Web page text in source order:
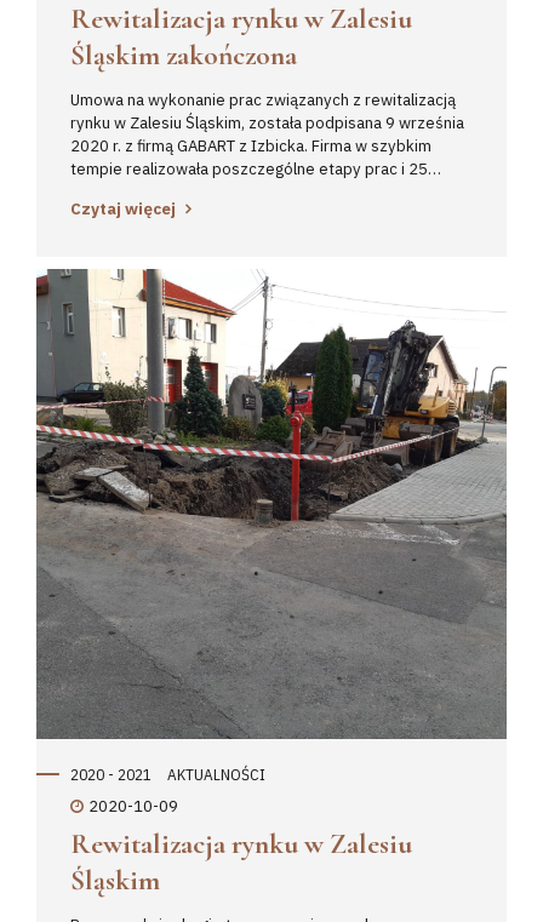
Rewitalizacja rynku w Zalesiu
Śląskim zakończona
Umowa na wykonanie prac związanych z rewitalizacją
rynku w Zalesiu Śląskim, została podpisana 9 września
2020 r. z firmą GABART z Izbicka. Firma w szybkim
tempie realizowała poszczególne etapy prac i 25
wyniku prac zostały ułożone nowe granitowe
przygotowano nową lokalizację pod słup ogłoszeniowy,
ustawiono nową ławkę w pobliżu miejsca gdzie
zawiśnie tablica informacyjna na temat miejscowości.
Przy okazji firma dokonała udrożnienia kanalizacji
deszczowej oraz wyregulowała dwie studzienki
deszczowe. Pozostała część prac zostanie już
wykonana na wiosnę a...
Czytaj więcej
2020 - 2021
AKTUALNOŚCI
2020-10-09
Rewitalizacja rynku w Zalesiu
Śląskim